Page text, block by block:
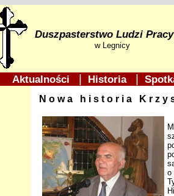
Duszpasterstwo Ludzi
w Legnicy
Aktualności Historia
Nowa historia
o